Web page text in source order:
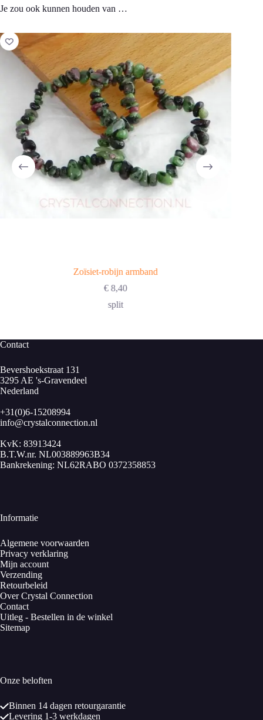
Je zou ook kunnen houden van …
Zoïsiet-robijn armband
€ 8,40
split
Contact
Bevershoekstraat 131
3295 AE 's-Gravendeel
Nederland
+31(0)6-15208994
info@crystalconnection.nl
KvK: 83913424
B.T.W.nr. NL003889963B34
Bankrekening: NL62RABO 0372358853
Informatie
Algemene voorwaarden
Privacy verklaring
Mijn account
Verzending
Retourbeleid
Over Crystal Connection
Contact
Uitleg - Bestellen in de winkel
Sitemap
Onze beloften
Binnen 14 dagen retourgarantie
Levering 1-3 werkdagen